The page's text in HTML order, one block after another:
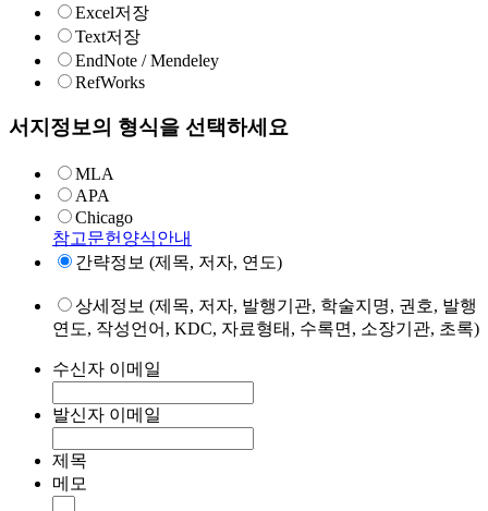
Excel저장
Text저장
EndNote / Mendeley
RefWorks
서지정보의 형식을 선택하세요
MLA
APA
Chicago
참고문헌양식안내
간략정보 (제목, 저자, 연도)
상세정보 (제목, 저자, 발행기관, 학술지명, 권호, 발행
연도, 작성언어, KDC, 자료형태, 수록면, 소장기관, 초록)
수신자 이메일
발신자 이메일
제목
메모